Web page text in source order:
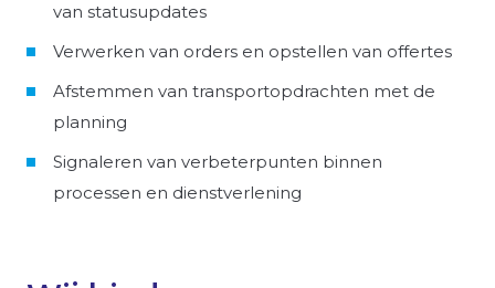
van statusupdates
Verwerken van orders en opstellen van offertes
Afstemmen van transportopdrachten met de
planning
Signaleren van verbeterpunten binnen
processen en dienstverlening